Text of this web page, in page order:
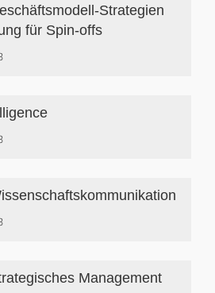
Strategien
für Spin-offs
Management